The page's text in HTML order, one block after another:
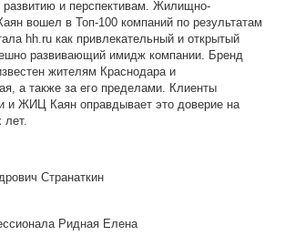
развитию и перспективам. Жилищно-
вошел в Топ-100 компаний по результатам
hh.ru как привлекательный и открытый
развивающий имидж компании. Бренд
жителям Краснодара и
а также за его пределами. Клиенты
и ЖИЦ Каян оправдывает это доверие на
лет.
Странаткин
Ридная Елена